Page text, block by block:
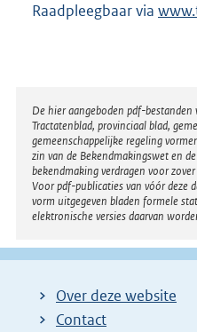
Raadpleegbaar via E
r
n
e
l
i
n
k
Disclaimer
De hier aangeboden pdf-
Tractatenblad, provinciaal blad,
gemeenschappelijke regeling
zin van de Bekendmakingswet en
bekendmaking verdragen voor
Voor pdf-publicaties van vóór deze
vorm uitgegeven bladen formele
elektronische versies daarvan
Over deze website
Contact